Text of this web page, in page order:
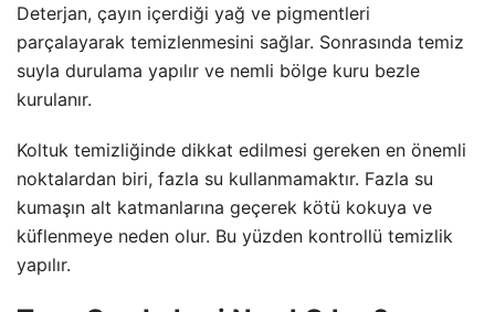
Deterjan, çayın içerdiği yağ ve pigmentleri
parçalayarak temizlenmesini sağlar. Sonrasında temiz
suyla durulama yapılır ve nemli bölge kuru bezle
kurulanır.
Koltuk temizliğinde dikkat edilmesi gereken en önemli
noktalardan biri, fazla su kullanmamaktır. Fazla su
kumaşın alt katmanlarına geçerek kötü kokuya ve
küflenmeye neden olur. Bu yüzden kontrollü temizlik
yapılır.